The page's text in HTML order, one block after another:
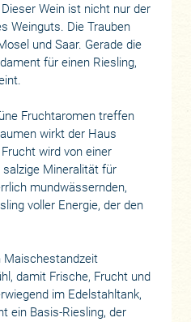
Wein ist nicht nur der
Weinguts. Die Trauben
und Saar. Gerade die
für einen Riesling,
Fruchtaromen treffen
wirkt der Haus
wird von einer
salzige Mineralität für
mundwässernden,
voller Energie, der den
Maischestandzeit
damit Frische, Frucht und
im Edelstahltank,
ein Basis-Riesling, der